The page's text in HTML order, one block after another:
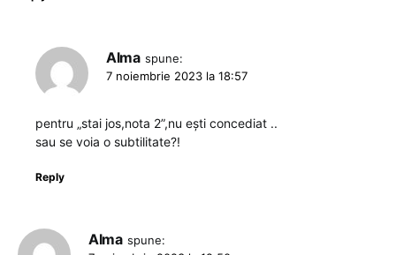
Alma spune:
7 noiembrie 2023 la 18:57
pentru „stai jos,nota 2”,nu ești concediat ..
sau se voia o subtilitate?!
Reply
Alma spune: